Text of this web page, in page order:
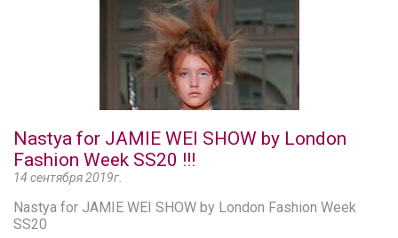
Nastya for JAMIE WEI SHOW by London
Fashion Week SS20 !!!
14 сентября 2019г.
Nastya for JAMIE WEI SHOW by London Fashion Week
SS20